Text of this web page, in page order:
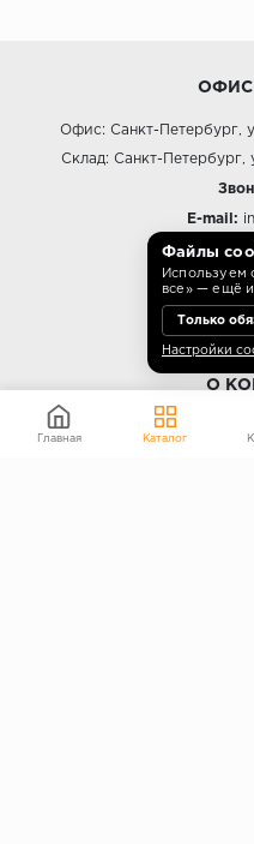
ОФИС
Офис: Санкт-Петербург,
Склад: Санкт-Петербург,
E-mail:
10:00 -
О
Файлы
Используем
все» — ещё
Только
Настройки
Главная Каталог